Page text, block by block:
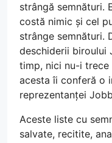
strângă semnături.
costă nimic și cel
strânge semnături.
deschiderii biroului
timp, nici nu-i
acesta îi conferă o
reprezentanței
Aceste liste cu
salvate, recitite,